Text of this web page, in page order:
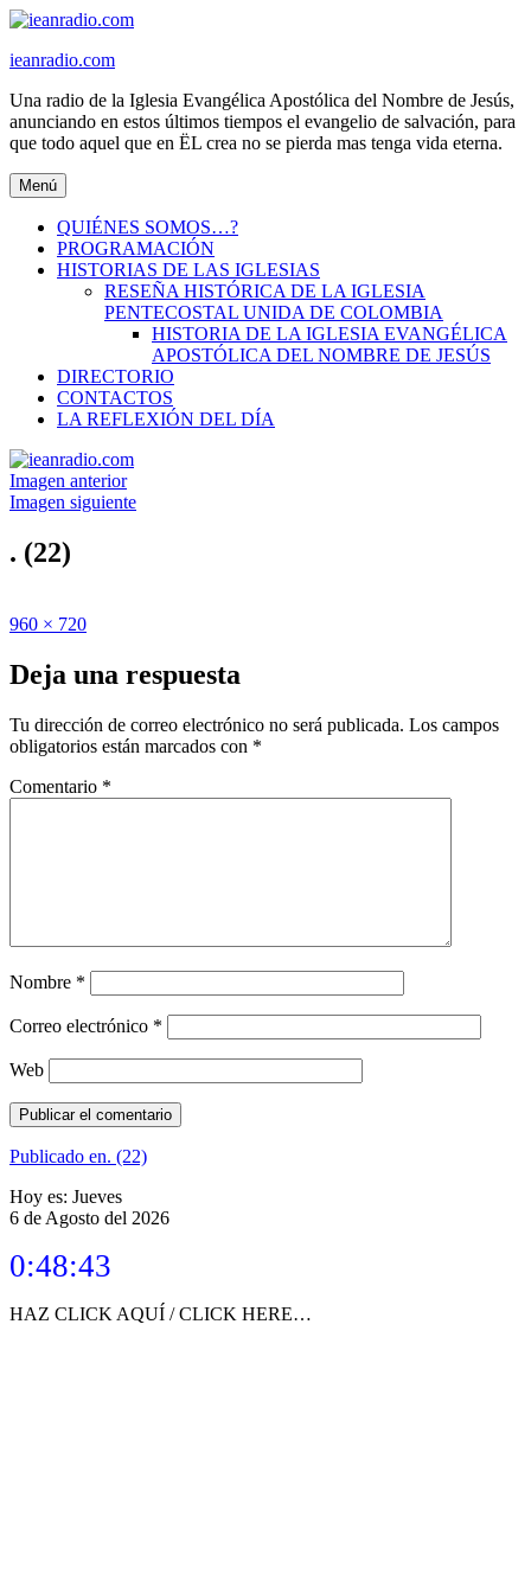
Ir
contenido
ieanradio.com
Una radio de la Iglesia Evangélica Apostólica del Nombre de Jesús,
anunciando en estos últimos tiempos el evangelio de salvación, para
que todo aquel que en ËL crea no se pierda mas tenga vida eterna.
Menú
QUIÉNES SOMOS…?
PROGRAMACIÓN
HISTORIAS DE LAS IGLESIAS
RESEÑA HISTÓRICA DE LA IGLESIA
PENTECOSTAL UNIDA DE COLOMBIA
HISTORIA DE LA IGLESIA EVANGÉLICA
APOSTÓLICA DEL NOMBRE DE JESÚS
DIRECTORIO
CONTACTOS
LA REFLEXIÓN DEL DÍA
Imagen anterior
Imagen siguiente
. (22)
Publicado
Tamaño
960 × 720
Deja una respuesta
Tu dirección de correo electrónico no será publicada. Los campos
obligatorios están marcados con *
Comentario *
Nombre *
Correo electrónico *
Web
Navegación
de
entradas
Publicado en. (22)
Hoy es: Jueves
6 de Agosto del 2026
0:48:43
HAZ CLICK AQUÍ / CLICK HERE…